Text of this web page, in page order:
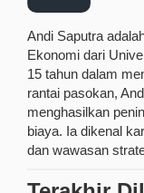
Andi Saputra
Ekonomi dari
15 tahun dalam
rantai pasokan,
menghasilkan
biaya. Ia dikenal
dan wawasan